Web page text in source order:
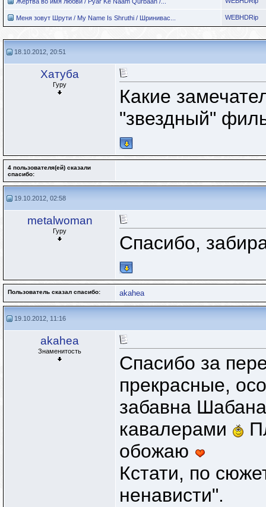
Меня зовут Шрути / My Name Is Shruthi / Шринивас... WEBHDRip
18.10.2012, 20:51
Хатуба
Гуру
Какие
"звездный"
4 пользователя(ей) сказали
cпасибо:
19.10.2012, 02:58
metalwoman
Гуру
Спасибо,
Пользователь сказал cпасибо: akahea
19.10.2012, 11:16
akahea
Знаменитость
Спасибо за
прекрасные,
забавна
кавалерами
обожаю
Кстати, по
ненависти".